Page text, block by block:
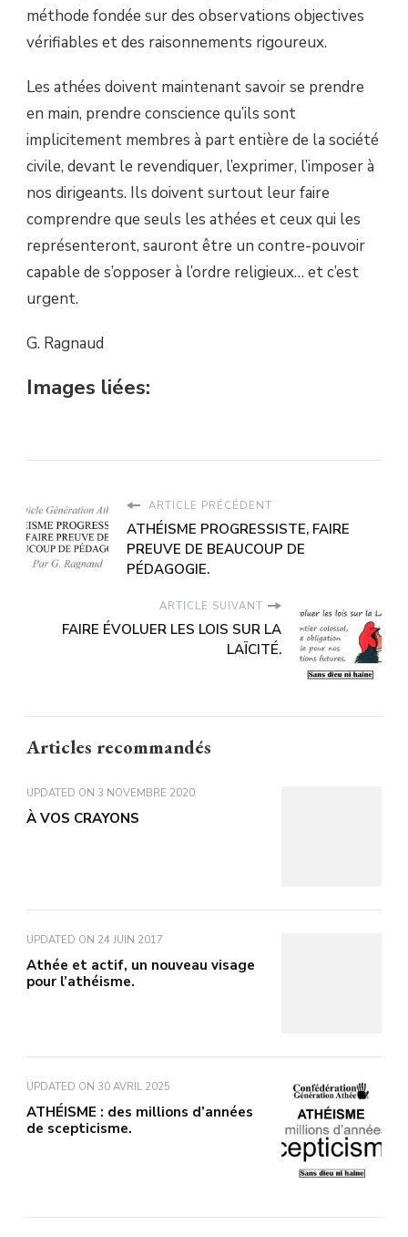
méthode fondée sur des observations objectives
vérifiables et des raisonnements rigoureux.
Les athées doivent maintenant savoir se prendre
en main, prendre conscience qu’ils sont
implicitement membres à part entière de la société
civile, devant le revendiquer, l’exprimer, l’imposer à
nos dirigeants. Ils doivent surtout leur faire
comprendre que seuls les athées et ceux qui les
représenteront, sauront être un contre-pouvoir
capable de s’opposer à l’ordre religieux… et c’est
urgent.
G. Ragnaud
Images liées:
ARTICLE PRÉCÉDENT
ATHÉISME PROGRESSISTE, FAIRE
PREUVE DE BEAUCOUP DE
PÉDAGOGIE.
ARTICLE SUIVANT
FAIRE ÉVOLUER LES LOIS SUR LA
LAÏCITÉ.
Articles recommandés
UPDATED ON 3 NOVEMBRE 2020
À VOS CRAYONS
UPDATED ON 24 JUIN 2017
Athée et actif, un nouveau visage
pour l’athéisme.
UPDATED ON 30 AVRIL 2025
ATHÉISME : des millions d’années
de scepticisme.